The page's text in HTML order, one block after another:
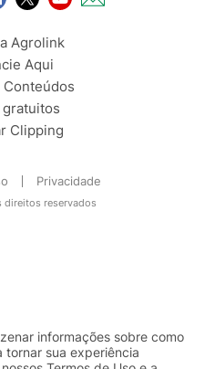
Agrolink
Aqui
Conteúdos
gratuitos
Clipping
Privacidade
direitos reservados
informações sobre como
tornar sua experiência